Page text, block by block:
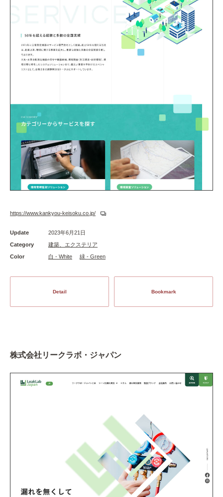
https://www.kankyou-keisoku.co.jp/
Update
2023年6月21日
Category
建築、エクステリア
Color
白 - White 緑 - Green
Detail Bookmark
株式会社リークラボ・ジャパン